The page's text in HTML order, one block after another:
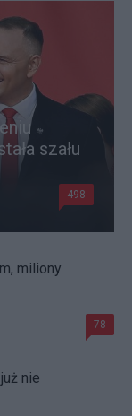
szału
498
miliony
78
nie